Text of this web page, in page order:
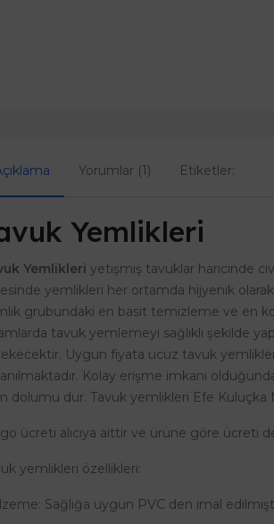
Yorumlar (1) Etiketler:
Yemlikleri
Yemlikleri yetişmiş tavuklar haricinde
yemlikleri her ortamda hijyenik
grubundaki en basit temizleme ve en
tavuk yemlemeyi sağlıklı şekilde
Uygun fiyata ucuz tavuk
Kolay erişme imkanı
dolumu dur. Tavuk yemlikleri Efe Kuluçka
ücreti alıcıya aittir ve ürüne göre ücreti
yemlikleri özellikleri:
Sağlığa uygun PVC den imal